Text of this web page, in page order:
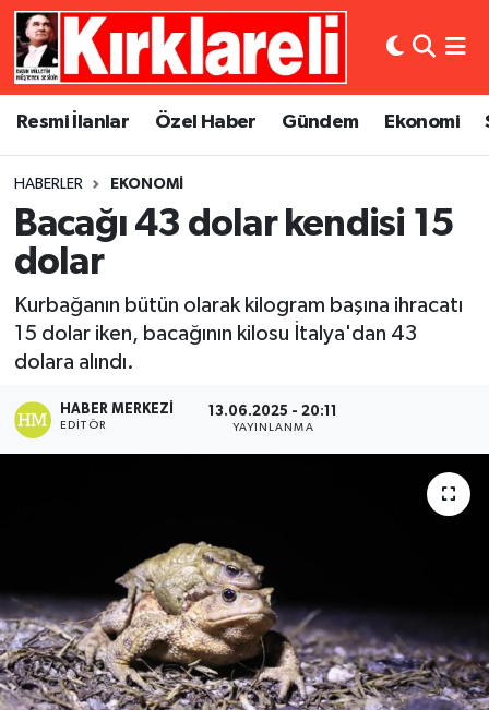
Resmi İlanlar Özel Haber Gündem Ekonomi
HABERLER EKONOMI
Bacağı 43 dolar kendisi 15
dolar
Kurbağanın bütün olarak kilogram başına ihracatı
15 dolar iken, bacağının kilosu İtalya'dan 43
dolara alındı.
HABER MERKEZI
EDITÖR
13.06.2025 - 20:11
YAYINLANMA
Resmi İlanlar
Gündem
Ekonomi
Siyaset
Spor
Asayiş
Dünya
Eğitim
Kültür Sanat
Magazin
Medya
Künye
Gizlilik Sözleşmesi
Merkez Nöbetçi Eczaneler
Merkez Trafik Yoğunluk Haritası
Süper Lig Puan Durumu ve Fikstür
Tüm Manşetler
Son Dakika Haberleri
Haber Arşivi